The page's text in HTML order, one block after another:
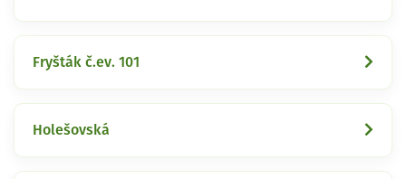
Fryšták č.ev. 101
Holešovská